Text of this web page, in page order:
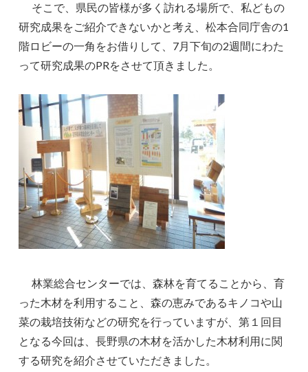
そこで、県民の皆様が多く訪れる場所で、私どもの
研究成果をご紹介できないかと考え、松本合同庁舎の1
階ロビーの一角をお借りして、7月下旬の2週間にわた
って研究成果のPRをさせて頂きました。
林業総合センターでは、森林を育てることから、育
った木材を利用すること、森の恵みであるキノコや山
菜の栽培技術などの研究を行っていますが、第１回目
となる今回は、長野県の木材を活かした木材利用に関
する研究を紹介させていただきました。